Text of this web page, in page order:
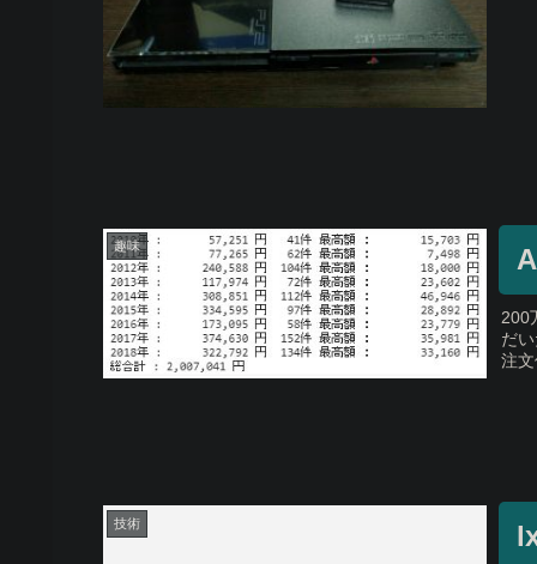
趣味
200
だ
注
技術